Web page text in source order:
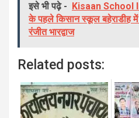
इसे भी पढ़े -
Kisaan School
के पहले किसान स्कूल बहेराडीह
रंजीत भारद्वाज
Related posts: